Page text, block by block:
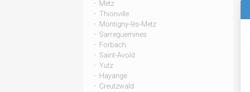
Metz
Thionville
Montigny-lès-Metz
Sarreguemines
Forbach
Saint-Avold
Yutz
Hayange
Creutzwald